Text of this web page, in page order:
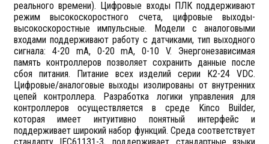
реального времени). Цифровые входы ПЛК поддерживают
режим высокоскоростного счета, цифровые выходы-
высокоскоростные импульсные. Модели с аналоговыми
входами поддерживают работу с датчиками, тип выходного
сигнала: 4-20 mA, 0-20 mA, 0-10 V. Энергонезависимая
память контроллеров позволяет сохранить данные после
сбоя питания. Питание всех изделий серии K2-24 VDC.
Цифровые/аналоговые выходы изолированы от внутренних
цепей контроллера. Разработка логики управления для
контроллеров осуществляется в среде Kinco Builder,
которая имеет интуитивно понятный интерфейс и
поддерживает широкий набор функций. Среда соответствует